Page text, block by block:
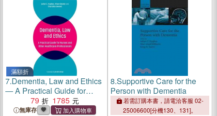
滿額折
7.Dementia, Law and Ethics
― A Practical Guide for
Nurses and Other
Healthcare Professionals
79 1785
無庫存
8.Supportive Care for the
Person with Dementia
若需訂購本書，請電洽客服 02-
25006600[分機130、131]。